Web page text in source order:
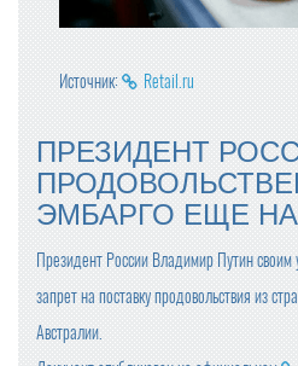
Источник: Retail.ru
ПРЕЗИДЕНТ
ЭМБАРГО ЕЩЕ
Президент России Владимир Путин
запрет на поставку продовольствия из
Австралии.